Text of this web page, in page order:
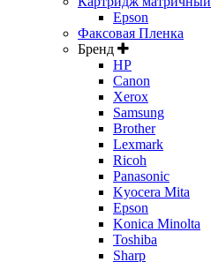
Epson
Факсовая Пленка
Бренд
HP
Canon
Xerox
Samsung
Brother
Lexmark
Ricoh
Panasonic
Kyocera Mita
Epson
Konica Minolta
Toshiba
Sharp